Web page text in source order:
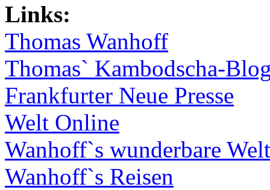
Links:
Thomas Wanhoff
Thomas` Kambodscha-
Frankfurter Neue Presse
Welt Online
Wanhoff`s wunderbare
Wanhoff`s Reisen